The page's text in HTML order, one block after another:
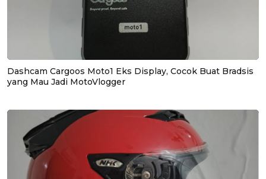
Dashcam Cargoos Moto1 Eks Display, Cocok Buat Bradsis
yang Mau Jadi MotoVlogger